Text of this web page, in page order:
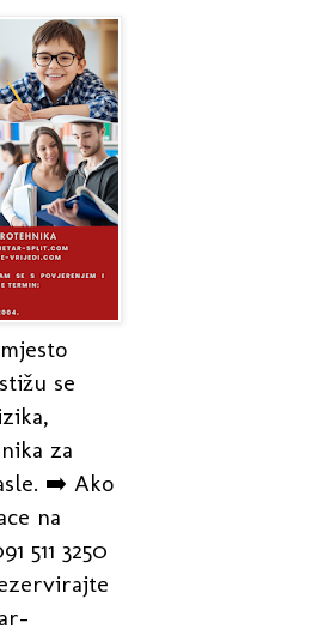
se
za
➡️ Ako
na
511 3250